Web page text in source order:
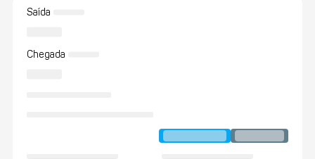
Saída
Chegada